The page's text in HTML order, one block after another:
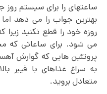
ساعتهای را برای سیستم روز
بهترین جواب را می دهد
روزه خود را قطع نکنید زیرا
می‌ شود. برای ساعاتی که
پروتئین هایی که گوارش
به سراغ غذاهای با فیبر
متعادل بروید.